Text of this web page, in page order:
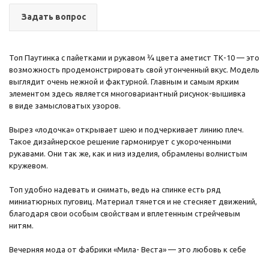
Задать вопрос
Топ Паутинка с пайетками и рукавом ¾ цвета аметист ТК-10 — это
возможность продемонстрировать свой утонченный вкус. Модель
выглядит очень нежной и фактурной. Главным и самым ярким
элементом здесь является многовариантный рисунок-вышивка
в виде замысловатых узоров.
Вырез «лодочка» открывает шею и подчеркивает линию плеч.
Такое дизайнерское решение гармонирует с укороченными
рукавами. Они так же, как и низ изделия, обрамлены волнистым
кружевом.
Топ удобно надевать и снимать, ведь на спинке есть ряд
миниатюрных пуговиц. Материал тянется и не стесняет движений,
благодаря свои особым свойствам и вплетенным стрейчевым
нитям.
Вечерняя мода от фабрики «Мила- Веста» — это любовь к себе